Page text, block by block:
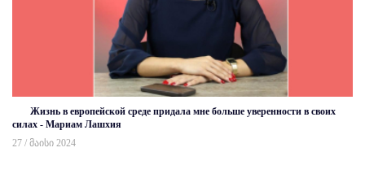
Жизнь в европейской среде придала мне больше уверенности в своих
силах - Мариам Лашхия
27 / მაისი 2024